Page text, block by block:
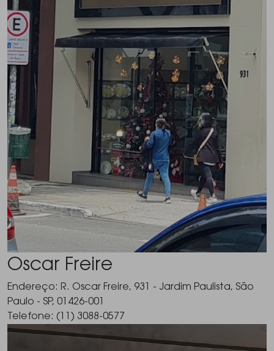
Oscar Freire
Endereço: R. Oscar Freire, 931 - Jardim Paulista, São
Paulo - SP, 01426-001
Telefone: (11) 3088-0577